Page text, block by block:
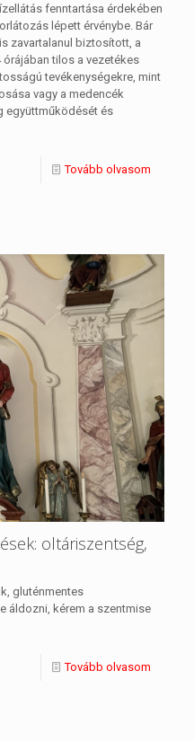
fenntartása érdekében
lépett érvénybe. Bár
zavartalanul biztosított, a
tilos a vezetékes
tevékenységekre, mint
vagy a medencék
együttműködését és
Tovább olvasom
oltáriszentség,
gluténmentes
áldozni, kérem a szentmise
Tovább olvasom